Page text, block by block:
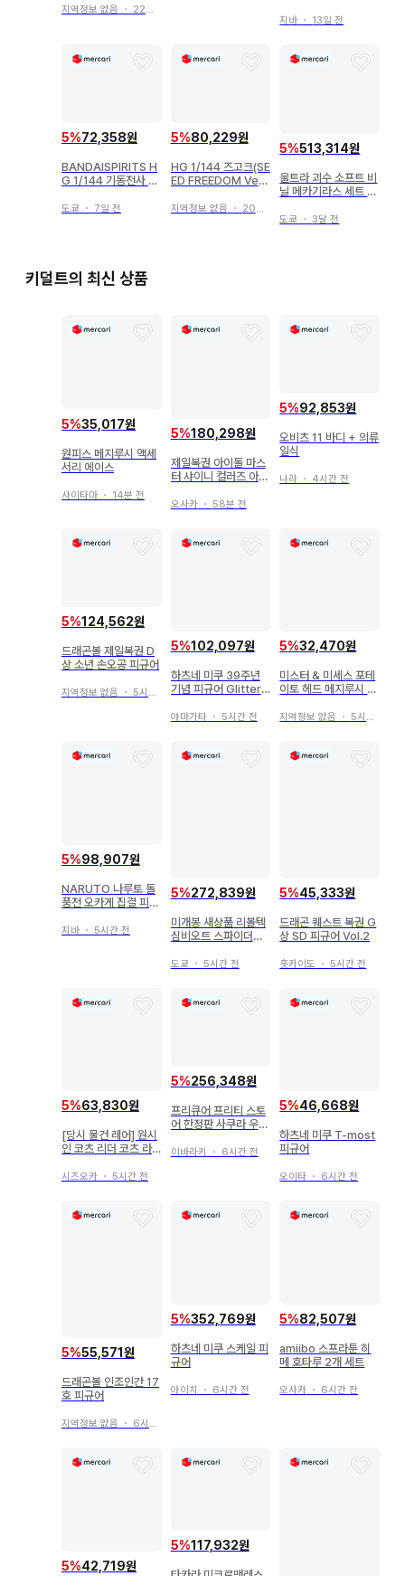
지역정보 없음 ・ 22일 전
지바 ・ 13일 전
5%72,358원
BANDAISPIRITS H
G 1/144 기동전사 건
즈고크(SEED FREED
도쿄 ・ 7일 전
5%80,229원
HG 1/144 즈고크(SE
ED FREEDOM Ver.)
지역정보 없음 ・ 20일 전
5%513,314원
울트라 괴수 소프트 비
닐 메카기라스 세트 Y
도쿄 ・ 3달 전
키덜트의 최신 상품
5%35,017원
원피스 메지루시 액세
서리 에이스
사이타마 ・ 14분 전
5%180,298원
제일복권 아이돌 마스
터 샤이니 컬러즈 아사
오사카・ 58분 전
5%92,853원
오비츠 11 바디 + 의류
일식
나라 ・ 4시간 전
5%124,562원
드래곤볼 제일복권 D
상 소년 손오공 피규어
지역정보 없음 ・ 5시간 전
5%102,097원
하츠네 미쿠 39주년
기념 피규어 Glitterin
야마가타・ 5시간 전
5%32,470원
미스터 & 미세스 포테
이토 헤드 메지루시 가
지역정보 없음 ・5시간 전
5%98,907원
NARUTO 나루토 돌
풍전 오카게 집결 피규
지바 ・ 5시간 전
5%272,839원
미개봉 새상품 리볼텍
심비오트 스파이더맨
도쿄 ・ 5시간 전
5%45,333원
드래곤 퀘스트 복권 G
상 SD 피규어 Vol.2
홋카이도 ・5시간 전
5%63,830원
[당시 물건 레어] 원시
인 코츠 리더 코츠 라
시즈오카 ・ 5시간 전
5%256,348원
프리큐어 프리티 스토
어 한정판 사쿠라 우타
이바라키 ・ 6시간 전
5%46,668원
하츠네 미쿠 T-most
피규어
오이타 ・ 6시간 전
5%55,571원
드래곤볼 인조인간 17
호 피규어
지역정보 없음 ・ 6시간 전
5%352,769원
하츠네 미쿠 스케일 피
규어
아이치 ・ 6시간 전
5%82,507원
amiibo 스프라툰 히
메 호타루 2개 세트
오사카 ・ 6시간 전
5%42,719원
5%117,932원